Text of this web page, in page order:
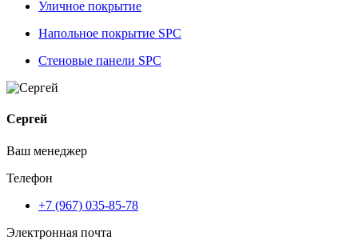
Уличное покрытие
Напольное покрытие SPC
Стеновые панели SPC
Сергей
Ваш менеджер
Телефон
+7 (967) 035-85-78
Электронная почта